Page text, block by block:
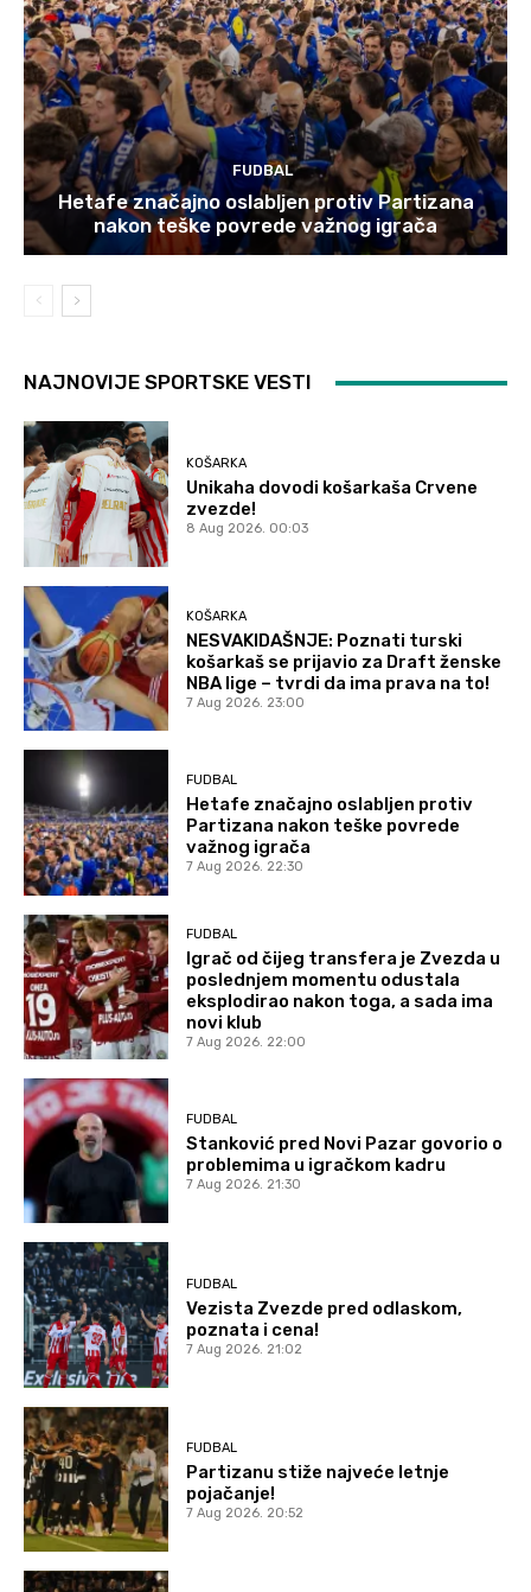
FUDBAL
Hetafe značajno oslabljen protiv Partizana
nakon teške povrede važnog igrača
NAJNOVIJE SPORTSKE VESTI
KOŠARKA
Unikaha dovodi košarkaša Crvene
zvezde!
8 Aug 2026. 00:03
KOŠARKA
NESVAKIDAŠNJE: Poznati turski
košarkaš se prijavio za Draft ženske
NBA lige – tvrdi da ima prava na to!
7 Aug 2026. 23:00
FUDBAL
Hetafe značajno oslabljen protiv
Partizana nakon teške povrede
važnog igrača
7 Aug 2026. 22:30
FUDBAL
Igrač od čijeg transfera je Zvezda u
poslednjem momentu odustala
eksplodirao nakon toga, a sada ima
novi klub
7 Aug 2026. 22:00
FUDBAL
Stanković pred Novi Pazar govorio o
problemima u igračkom kadru
7 Aug 2026. 21:30
FUDBAL
Vezista Zvezde pred odlaskom,
poznata i cena!
7 Aug 2026. 21:02
FUDBAL
Partizanu stiže najveće letnje
pojačanje!
7 Aug 2026. 20:52